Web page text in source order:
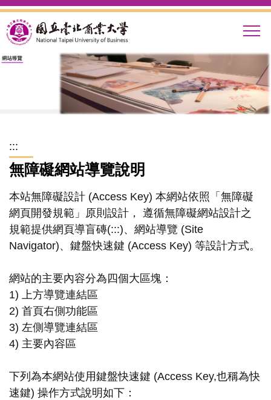
到
要
:::
無障礙網站導覽說明
本站無障礙設計 (Access Key) 本網站依照「無障礙
網頁開發規範」原則設計， 遵循無障礙網站設計之
規範提供網頁導盲磚(:::)、網站導覽 (Site
Navigator)、鍵盤快速鍵 (Access Key) 等設計方式。
網站的主要內容分為四個大區塊：
1) 上方導覽連結區
2) 首頁右側功能區
3) 左側導覽連結區
4) 主要內容區
下列為本網站使用鍵盤快速鍵 (Access Key,也稱為快
速鍵) 操作方式說明如下：